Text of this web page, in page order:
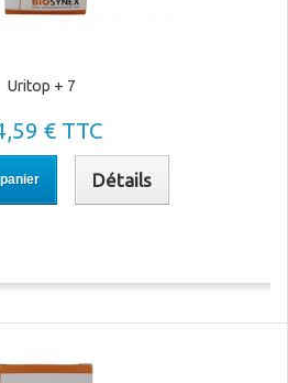
Uritop + 7
€ TTC
Détails